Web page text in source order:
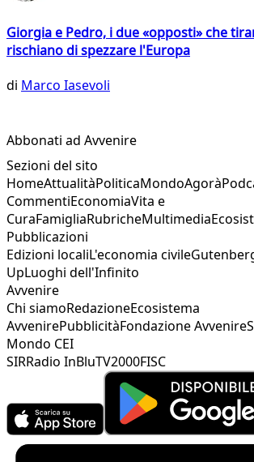
Giorgia e Pedro, i due «opposti» che
rischiano di spezzare l'Europa
di Marco Iasevoli
Abbonati ad Avvenire
Sezioni del sito
HomeAttualitàPoliticaMondoAgorà
CommentiEconomiaVita e
CuraFamigliaRubricheMultimedia
Pubblicazioni
Edizioni localiL'economia civile
UpLuoghi dell'Infinito
Avvenire
Chi siamoRedazioneEcosistema
AvvenirePubblicitàFondazione Avvenire
Mondo CEI
SIRRadio InBluTV2000FISC